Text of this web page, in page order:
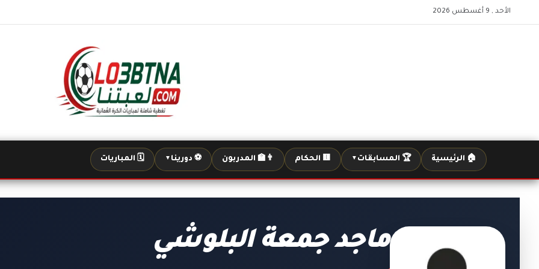
الأحد , 9 أغسطس 2026
🏠 الرئيسية 🏆 المسابقات ▼ 🟨 الحكام 👨‍🏫 المدربون ⚽ دورينا ▼ 🗓️ المباريات
ماجد جمعة البلوشي